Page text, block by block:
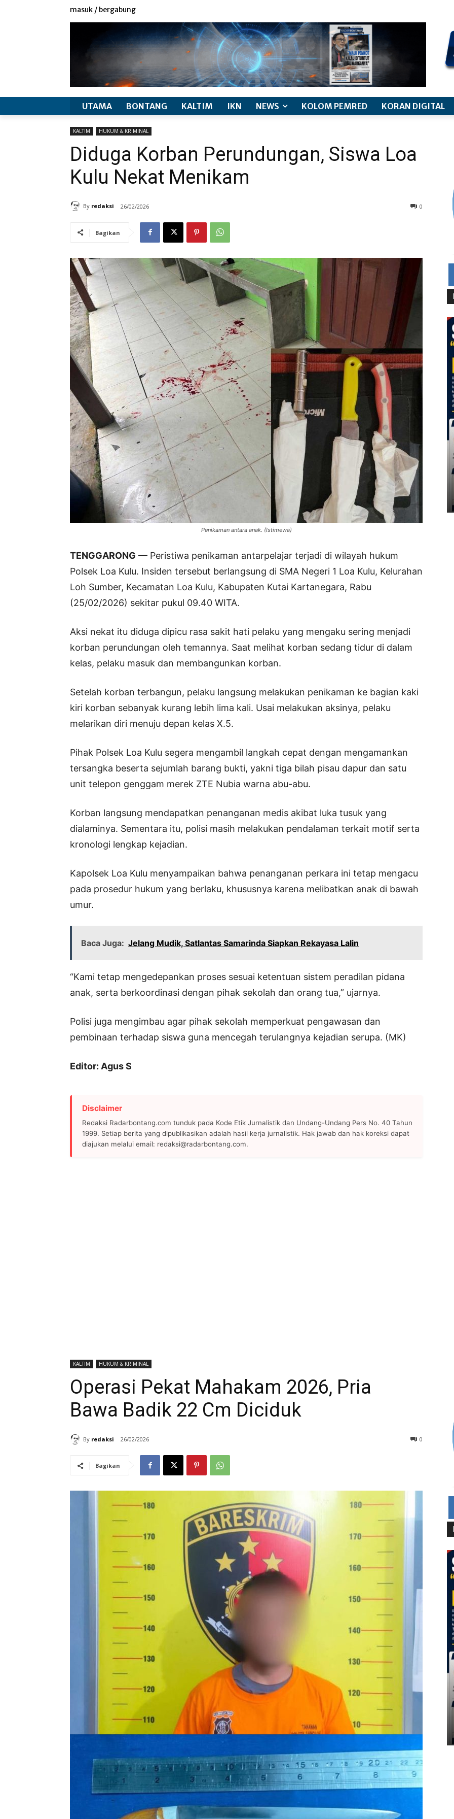
masuk / bergabung
UTAMA BONTANG KALTIM IKN NEWS KOLOM PEMRED KORAN DIGITAL
KALTIM HUKUM & KRIMINAL
Diduga Korban Perundungan, Siswa Loa
Kulu Nekat Menikam
By redaksi 26/02/2026 0
Bagikan
Penikaman antara anak. (Istimewa)
TENGGARONG — Peristiwa penikaman antarpelajar terjadi di wilayah hukum
Polsek Loa Kulu. Insiden tersebut berlangsung di SMA Negeri 1 Loa Kulu, Kelurahan
Loh Sumber, Kecamatan Loa Kulu, Kabupaten Kutai Kartanegara, Rabu
(25/02/2026) sekitar pukul 09.40 WITA.
Aksi nekat itu diduga dipicu rasa sakit hati pelaku yang mengaku sering menjadi
korban perundungan oleh temannya. Saat melihat korban sedang tidur di dalam
kelas, pelaku masuk dan membangunkan korban.
Setelah korban terbangun, pelaku langsung melakukan penikaman ke bagian kaki
kiri korban sebanyak kurang lebih lima kali. Usai melakukan aksinya, pelaku
melarikan diri menuju depan kelas X.5.
Pihak Polsek Loa Kulu segera mengambil langkah cepat dengan mengamankan
tersangka beserta sejumlah barang bukti, yakni tiga bilah pisau dapur dan satu
unit telepon genggam merek ZTE Nubia warna abu-abu.
Korban langsung mendapatkan penanganan medis akibat luka tusuk yang
dialaminya. Sementara itu, polisi masih melakukan pendalaman terkait motif serta
kronologi lengkap kejadian.
Kapolsek Loa Kulu menyampaikan bahwa penanganan perkara ini tetap mengacu
pada prosedur hukum yang berlaku, khususnya karena melibatkan anak di bawah
umur.
Baca Juga: Jelang Mudik, Satlantas Samarinda Siapkan Rekayasa Lalin
“Kami tetap mengedepankan proses sesuai ketentuan sistem peradilan pidana
anak, serta berkoordinasi dengan pihak sekolah dan orang tua,” ujarnya.
Polisi juga mengimbau agar pihak sekolah memperkuat pengawasan dan
pembinaan terhadap siswa guna mencegah terulangnya kejadian serupa. (MK)
Editor: Agus S
Disclaimer
Redaksi Radarbontang.com tunduk pada Kode Etik Jurnalistik dan Undang-Undang Pers No. 40 Tahun
1999. Setiap berita yang dipublikasikan adalah hasil kerja jurnalistik. Hak jawab dan hak koreksi dapat
diajukan melalui email: redaksi@radarbontang.com.